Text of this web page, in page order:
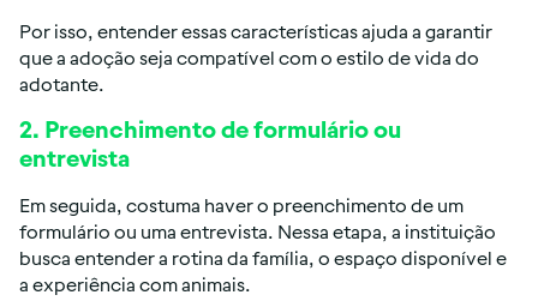
Por isso, entender essas características ajuda a garantir
que a adoção seja compatível com o estilo de vida do
adotante.
2. Preenchimento de formulário ou
entrevista
Em seguida, costuma haver o preenchimento de um
formulário ou uma entrevista. Nessa etapa, a instituição
busca entender a rotina da família, o espaço disponível e
a experiência com animais.